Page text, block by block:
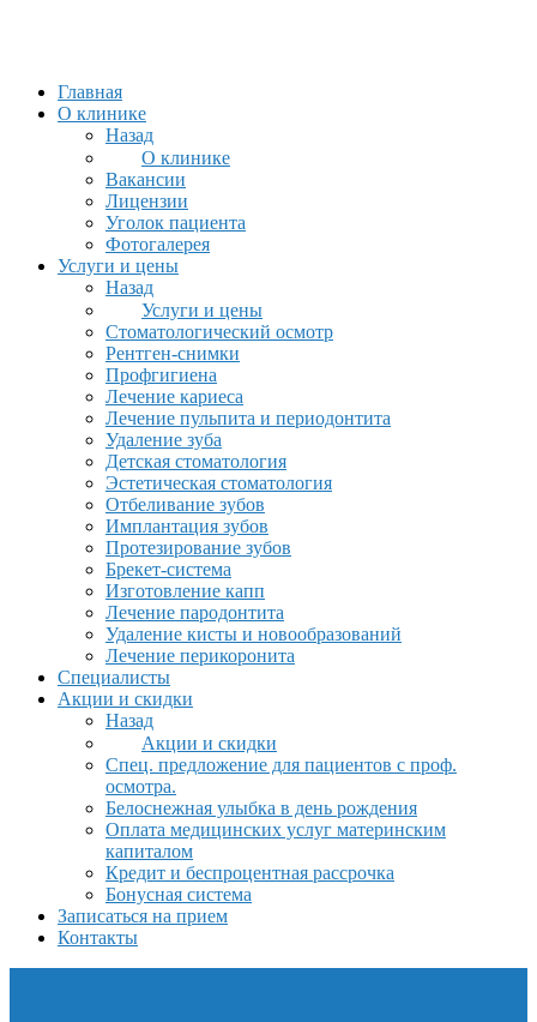
Главная
О клинике
Назад
О клинике
Вакансии
Лицензии
Уголок пациента
Фотогалерея
Услуги и цены
Назад
Услуги и цены
Стоматологический осмотр
Рентген-снимки
Профгигиена
Лечение кариеса
Лечение пульпита и периодонтита
Удаление зуба
Детская стоматология
Эстетическая стоматология
Отбеливание зубов
Имплантация зубов
Протезирование зубов
Брекет-система
Изготовление капп
Лечение пародонтита
Удаление кисты и новообразований
Лечение перикоронита
Специалисты
Акции и скидки
Назад
Акции и скидки
Спец. предложение для пациентов с проф.
осмотра.
Белоснежная улыбка в день рождения
Оплата медицинских услуг материнским
капиталом
Кредит и беспроцентная рассрочка
Бонусная система
Записаться на прием
Контакты